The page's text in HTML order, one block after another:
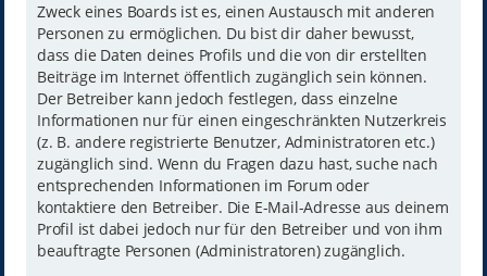
Zweck eines Boards ist es, einen Austausch mit anderen
Personen zu ermöglichen. Du bist dir daher bewusst,
dass die Daten deines Profils und die von dir erstellten
Beiträge im Internet öffentlich zugänglich sein können.
Der Betreiber kann jedoch festlegen, dass einzelne
Informationen nur für einen eingeschränkten Nutzerkreis
(z. B. andere registrierte Benutzer, Administratoren etc.)
zugänglich sind. Wenn du Fragen dazu hast, suche nach
entsprechenden Informationen im Forum oder
kontaktiere den Betreiber. Die E-Mail-Adresse aus deinem
Profil ist dabei jedoch nur für den Betreiber und von ihm
beauftragte Personen (Administratoren) zugänglich.